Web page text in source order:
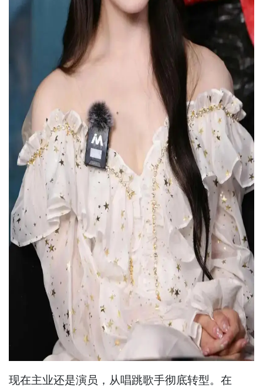
现在主业还是演员，从唱跳歌手彻底转型。在